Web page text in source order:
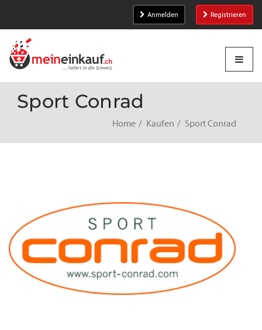
Anmelden Registrieren
Sport Conrad
Home Kaufen Sport Conrad